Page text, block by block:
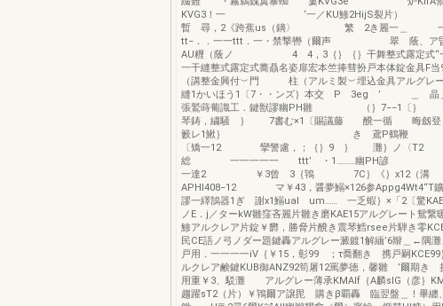
KVG3！一 ‘一／KU鯵2HijS裂片
暫 尋，2《跨蕉us（鏑〉 繁 2き麗一＿ 一
tt−．．一一ttt．一・禁撃轡（爾声 翠 蔭、ア
AU糎（蔭ノ 4 4，3｛｝｛｝干舞整式露定式“
一干縫整式露定式蕎贔名姿扉宏本竺捧彗扮戸本体錠金具F当9
（講整金興付︶門 柱（アルミ製︶埋込金具アルグレ
縫1かいほう1〔7・・ンズ｝本交 P 3eg ’ ＿ 晶
張鷲蒔葡識工．鍵獣謬幽PH雛 （｝7−−1〔
琴鋳，繍騒 ｝ 7書む×1〔賜議藤 醗一循 晦劔登
籔レ1鰍｝ き 鳶P鶴
〔矯一12 攣警慮，；｛｝9 ｝ 灘｝ノ〈T2
総 一一一一一 ttt’ ・1………幽PH諺
一達2 ￥3曾 3｛鴇 7C｝《｝x12（溝
APHl408−12 マ￥43，醤夢鰯×126参Appg4Wt4“T
謬一繹鵠器1ぎ 謝x1鰯ual um…… 一乏蝦｝×「2〔驚
ノE．j／ターkW雛窪吝麗片雛き磨KAE15アルグレート鴛繋
鯵アルクレア片錠￥欝，勝脅片醗き震琴鱈rsee片騨き零
民CE語ノ弓ノダー題鍵轟アルグレー澱鍍1解緬’6辮＿←隅
戸用．一一一一iV｛￥15，彰99 ；τ喬翻き 携戸嗣KCE99
ルクレア鹸鍵KUB御ANZ92筍屠12罵夢徳，馨雛 ’爾期き
用重￥3、駁灘 アルグレー薄承KMAIf｛A麟slG（彦｝
趨躍sT2（片）￥鴇爾ア譲毘 購きβ覇轟 臨翌盤＿！畢纏